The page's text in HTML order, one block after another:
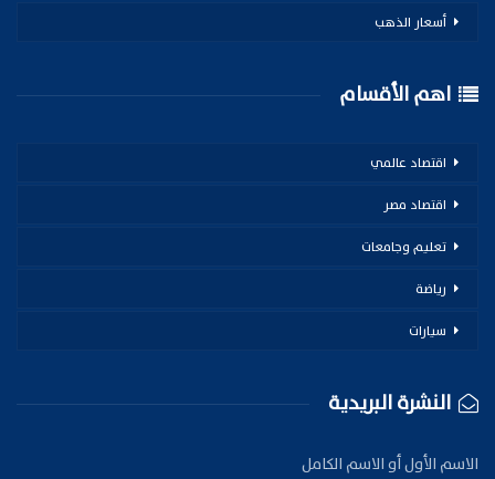
أسعار الذهب
اهم الأقسام
اقتصاد عالمي
اقتصاد مصر
تعليم وجامعات
رياضة
سيارات
النشرة البريدية
الاسم الأول أو الاسم الكامل